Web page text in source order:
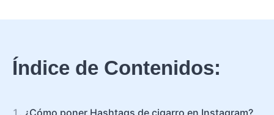
Índice de Contenidos:
¿Cómo poner Hashtags de cigarro en Instagram?